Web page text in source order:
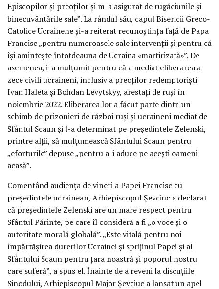
Episcopilor și preoților și m-a asigurat de rugăciunile și
binecuvântările sale”. La rândul său, capul Bisericii Greco-
Catolice Ucrainene și-a reiterat recunoștința față de Papa
Francisc „pentru numeroasele sale intervenții și pentru că
își amintește întotdeauna de Ucraina «martirizată»”. De
asemenea, i-a mulțumit pentru că a mediat eliberarea a
zece civili ucraineni, inclusiv a preoților redemptoriști
Ivan Haleta și Bohdan Levytskyy, arestați de ruși în
noiembrie 2022. Eliberarea lor a făcut parte dintr-un
schimb de prizonieri de război ruși și ucraineni mediat de
Sfântul Scaun și l-a determinat pe președintele Zelenski,
printre alții, să mulțumească Sfântului Scaun pentru
„eforturile” depuse „pentru a-i aduce pe acești oameni
acasă”.
Comentând audiența de vineri a Papei Francisc cu
președintele ucrainean, Arhiepiscopul Șevciuc a declarat
că președintele Zelenski are un mare respect pentru
Sfântul Părinte, pe care îl consideră a fi „o voce și o
autoritate morală globală”. „Este vitală pentru noi
împărtășirea durerilor Ucrainei și sprijinul Papei și al
Sfântului Scaun pentru țara noastră și poporul nostru
care suferă”, a spus el. Înainte de a reveni la discuțiile
Sinodului, Arhiepiscopul Major Șevciuc a lansat un apel